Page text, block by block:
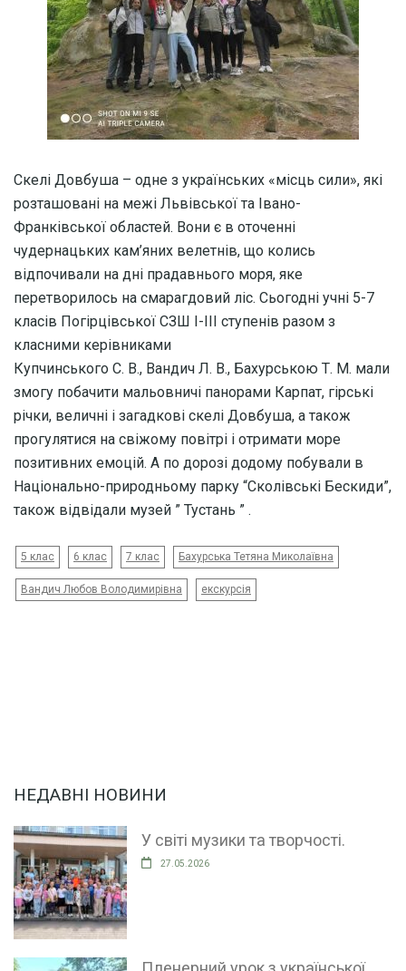
Скелі Довбуша – одне з українських «місць сили», які
розташовані на межі Львівської та Івано-
Франківської областей. Вони є в оточенні
чудернацьких кам’яних велетнів, що колись
відпочивали на дні прадавнього моря, яке
перетворилось на смарагдовий ліс. Сьогодні учні 5-7
класів Погірцівської СЗШ І-ІІІ ступенів разом з
класними керівниками
Купчинського С. В., Вандич Л. В., Бахурською Т. М. мали
змогу побачити мальовничі панорами Карпат, гірські
річки, величні і загадкові скелі Довбуша, а також
прогулятися на свіжому повітрі і отримати море
позитивних емоцій. А по дорозі додому побували в
Національно-природньому парку “Сколівські Бескиди”,
також відвідали музей ” Тустань ” .
5 клас 6 клас 7 клас Бахурська Тетяна Миколаївна
Вандич Любов Володимирівна екскурсія
НЕДАВНІ НОВИНИ
У світі музики та творчості.
27.05.2026